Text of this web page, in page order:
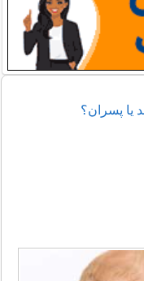
یا پسران؟